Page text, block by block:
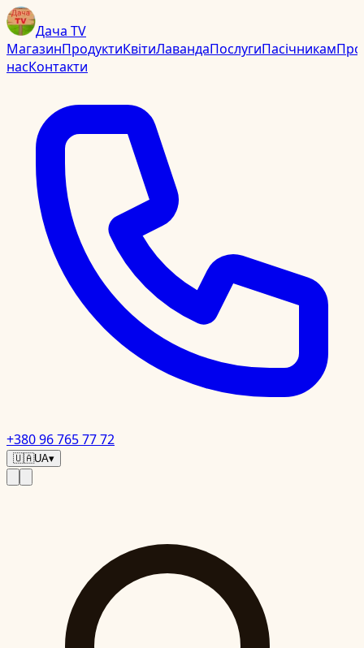
Дача TV
МагазинПродуктиКвітиЛавандаПослугиПасічникамПро
насКонтакти
+380 96 765 77 72
🇺🇦UA▾